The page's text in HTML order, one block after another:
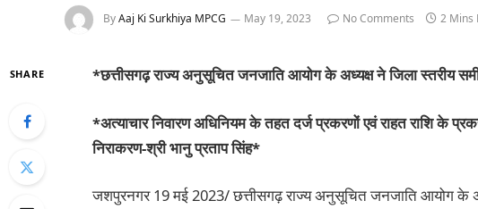
ByAaj Ki Surkhiya MPCG May 19, 2023 No Comments 2 Mins
SHARE *छत्तीसगढ़ राज्य अनुसूचित जनजाति आयोग के अध्यक्ष ने जिला स्तरीय
*अत्याचार निवारण अधिनियम के तहत दर्ज प्रकरणों एवं राहत राशि के
निराकरण-श्री भानु प्रताप सिंह*
जशपुरनगर 19 मई 2023/ छत्तीसगढ़ राज्य अनुसूचित जनजाति आयोग के